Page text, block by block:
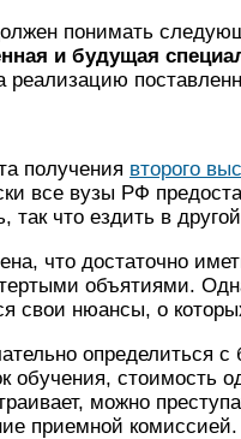
понимать
и будущая
получения второго
все вузы РФ
так что ездить в
что достаточно
объятиями.
свои нюансы, о
определиться
обучения, стоимость
можно
приемной комиссией.